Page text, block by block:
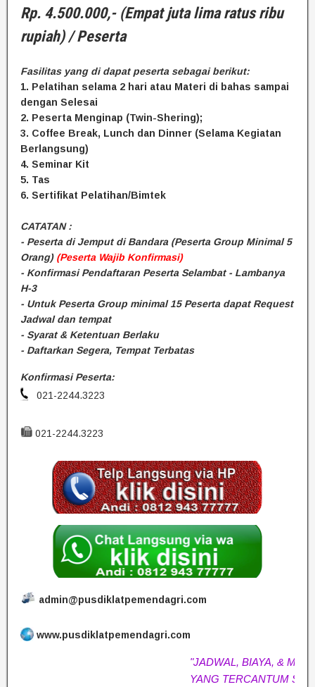
Rp. 4.500.000,- (Empat juta lima ratus ribu
rupiah) / Peserta
Fasilitas yang di dapat peserta sebagai berikut:
1. Pelatihan selama 2 hari atau Materi di bahas sampai
dengan Selesai
2. Peserta Menginap (Twin-Shering);
3. Coffee Break, Lunch dan Dinner (Selama Kegiatan
Berlangsung)
4. Seminar Kit
5. Tas
6. Sertifikat Pelatihan/Bimtek
CATATAN :
- Peserta di Jemput di Bandara (Peserta Group Minimal 5
Orang) (Peserta Wajib Konfirmasi)
- Konfirmasi Pendaftaran Peserta Selambat - Lambanya
H-3
- Untuk Peserta Group minimal 15 Peserta dapat Request
Jadwal dan tempat
- Syarat & Ketentuan Berlaku
- Daftarkan Segera, Tempat Terbatas
Konfirmasi Peserta:
021-2244.3223
021-2244.3223
admin@pusdiklatpemendagri.com
www.pusdiklatpemendagri.com
"JADWAL, BIAYA, &
YANG TERCANTUM